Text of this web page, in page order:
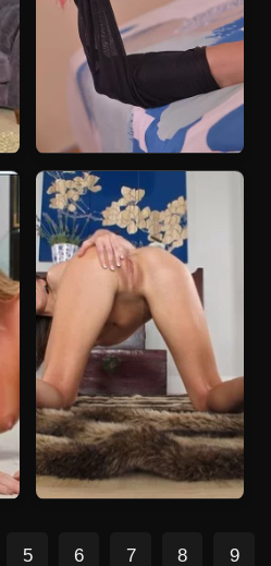
5 6 7 8 9